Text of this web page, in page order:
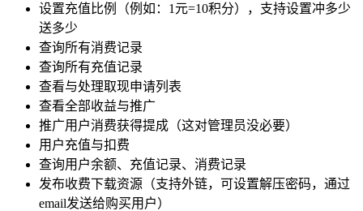
设置充值比例（例如：1元=10积分），支持设置冲多少
送多少
查询所有消费记录
查询所有充值记录
查看与处理取现申请列表
查看全部收益与推广
推广用户消费获得提成（这对管理员没必要）
用户充值与扣费
查询用户余额、充值记录、消费记录
发布收费下载资源（支持外链，可设置解压密码，通过
email发送给购买用户）